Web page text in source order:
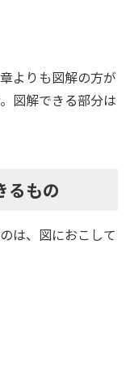
よりも図解の方が
図解できる部分は
るもの
は、図におこして